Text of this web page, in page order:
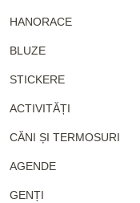
HANORACE
BLUZE
STICKERE
ACTIVITĂȚI
CĂNI ȘI TERMOSURI
AGENDE
GENȚI